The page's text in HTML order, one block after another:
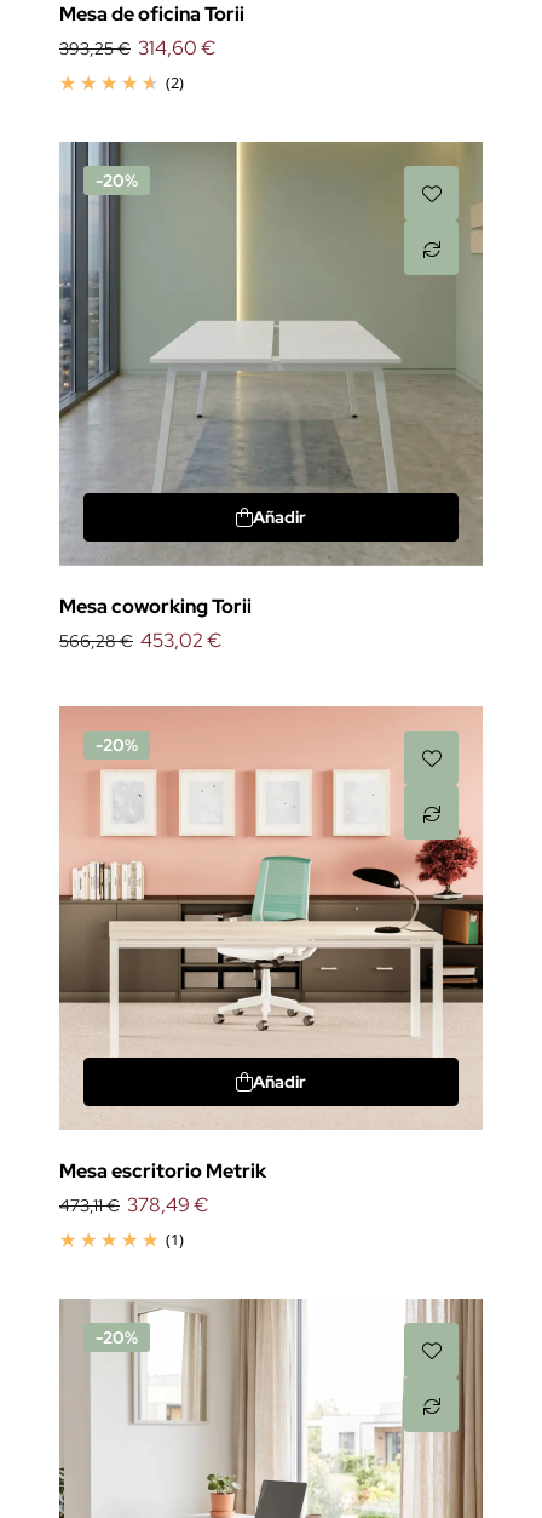
Mesa de oficina Torii
393,25 €
(2)
314,60 €
-20%
Añadir
Mesa coworking Torii
566,28 € 453,02 €
-20%
Añadir
Mesa escritorio Metrik
473,11 €
(1)
378,49 €
-20%